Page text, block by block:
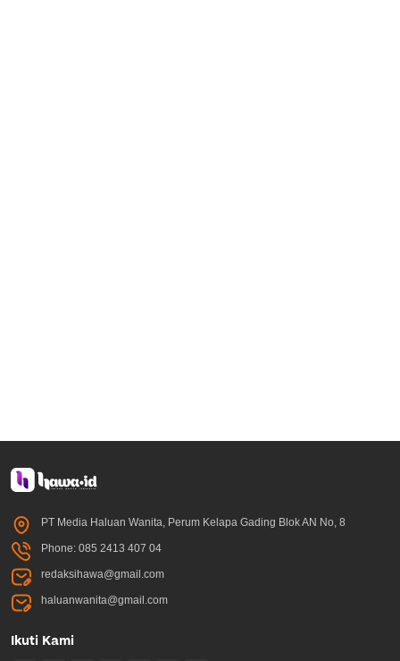
PT Media Haluan Wanita, Perum Kelapa Gading Blok AN No, 8
Phone: 085 2413 407 04
redaksihawa@gmail.com
haluanwanita@gmail.com
Ikuti Kami